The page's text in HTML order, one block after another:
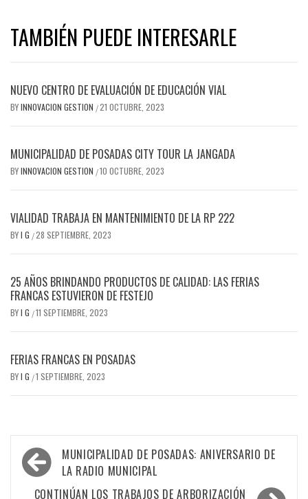
TAMBIÉN PUEDE INTERESARLE
NUEVO CENTRO DE EVALUACIÓN DE EDUCACIÓN VIAL
BYINNOVACION GESTION /21 OCTUBRE, 2023
MUNICIPALIDAD DE POSADAS CITY TOUR LA JANGADA
BYINNOVACION GESTION /10 OCTUBRE, 2023
VIALIDAD TRABAJA EN MANTENIMIENTO DE LA RP 222
BYI G /28 SEPTIEMBRE, 2023
25 AÑOS BRINDANDO PRODUCTOS DE CALIDAD: LAS FERIAS
FRANCAS ESTUVIERON DE FESTEJO
BYI G /11 SEPTIEMBRE, 2023
FERIAS FRANCAS EN POSADAS
BYI G /1 SEPTIEMBRE, 2023
Navegación
de
MUNICIPALIDAD DE POSADAS: ANIVERSARIO DE
LA RADIO MUNICIPAL
CONTINÚAN LOS TRABAJOS DE ARBORIZACIÓN